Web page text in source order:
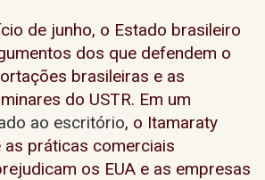
de junho, o Estado brasileiro
dos que defendem o
brasileiras e as
do USTR. Em um
ao escritório, o Itamaraty
as práticas comerciais
os EUA e as empresas